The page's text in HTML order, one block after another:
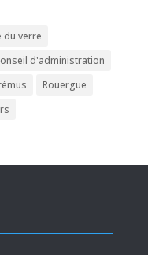
du verre
d'administration
Rouergue